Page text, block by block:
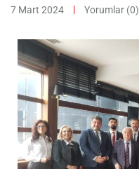
7 Mart 2024 Yorumlar (0)